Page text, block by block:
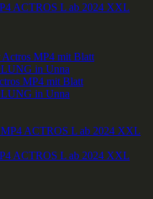
ACTROS L ab 2024 XXL
MP4 mit Blatt
in Unna
ACTROS L ab 2024 XXL